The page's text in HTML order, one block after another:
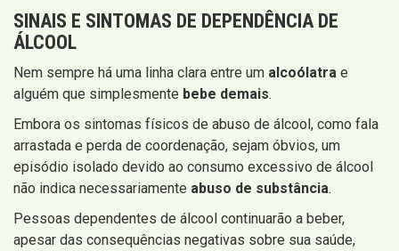
SINAIS E SINTOMAS DE DEPENDÊNCIA DE
ÁLCOOL
Nem sempre há uma linha clara entre um alcoólatra e
alguém que simplesmente bebe demais.
Embora os sintomas físicos de abuso de álcool, como fala
arrastada e perda de coordenação, sejam óbvios, um
episódio isolado devido ao consumo excessivo de álcool
não indica necessariamente abuso de substância.
Pessoas dependentes de álcool continuarão a beber,
apesar das consequências negativas sobre sua saúde,